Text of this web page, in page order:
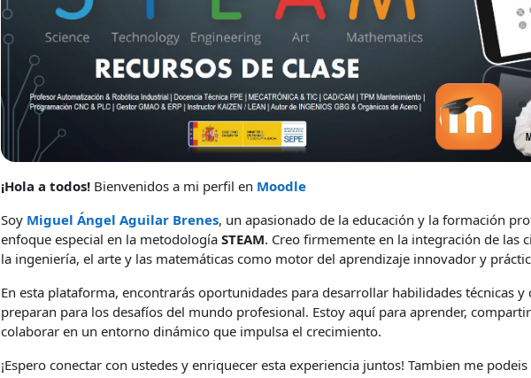
¡Hola a todos! Bienvenidos a mi perfil en Moodle
Soy Miguel Ángel Aguilar Brenes, un apasionado de la educación y la formación
enfoque especial en la metodología STEAM. Creo firmemente en la integración de las
la ingeniería, el arte y las matemáticas como motor del aprendizaje innovador y
En esta plataforma, encontrarás oportunidades para desarrollar habilidades técnicas y
preparan para los desafíos del mundo profesional. Estoy aquí para aprender,
colaborar en un entorno dinámico que impulsa el crecimiento.
¡Espero conectar con ustedes y enriquecer esta experiencia juntos! Tambien me